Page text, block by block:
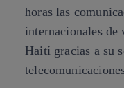
horas las
internacionales
Haití gracias a su